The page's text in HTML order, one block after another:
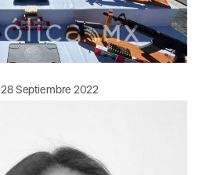
Septiembre 2022